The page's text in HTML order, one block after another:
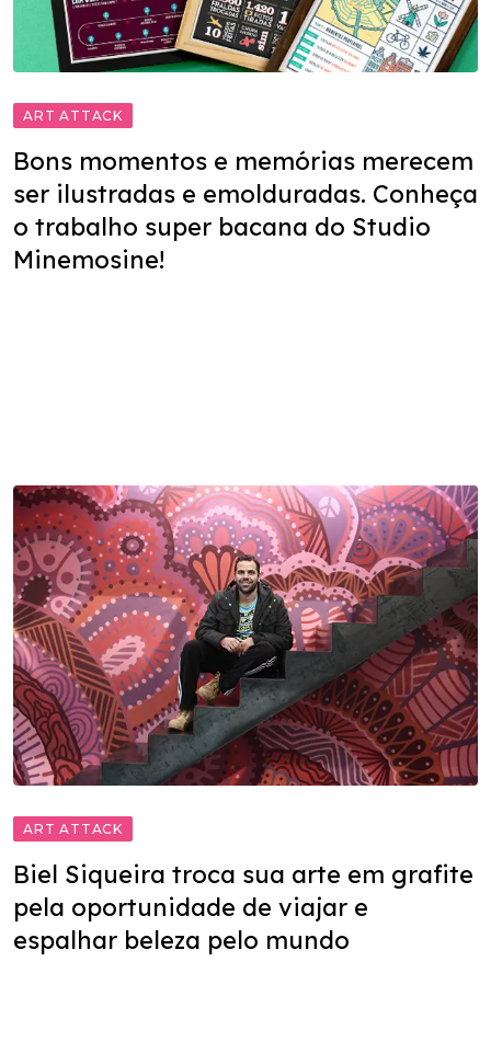
ART ATTACK
Bons momentos e memórias merecem
ser ilustradas e emolduradas. Conheça
o trabalho super bacana do Studio
Minemosine!
ART ATTACK
Biel Siqueira troca sua arte em grafite
pela oportunidade de viajar e
espalhar beleza pelo mundo